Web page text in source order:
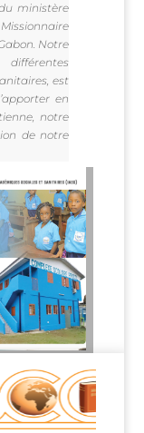
ministère
Notre
est
en
notre
de notre